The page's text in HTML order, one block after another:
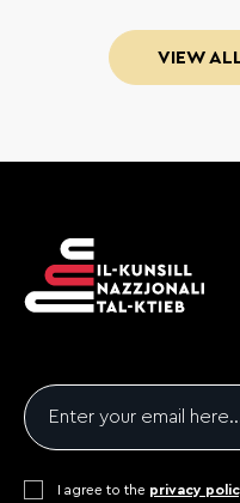
VIEW
Email
Consent*
I agree to the privacy